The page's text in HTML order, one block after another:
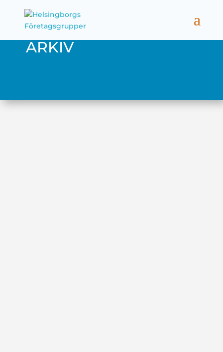
ARKIV